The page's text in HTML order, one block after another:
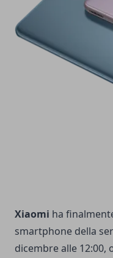
Xiaomi ha
smartphone della
dicembre alle 12:00,